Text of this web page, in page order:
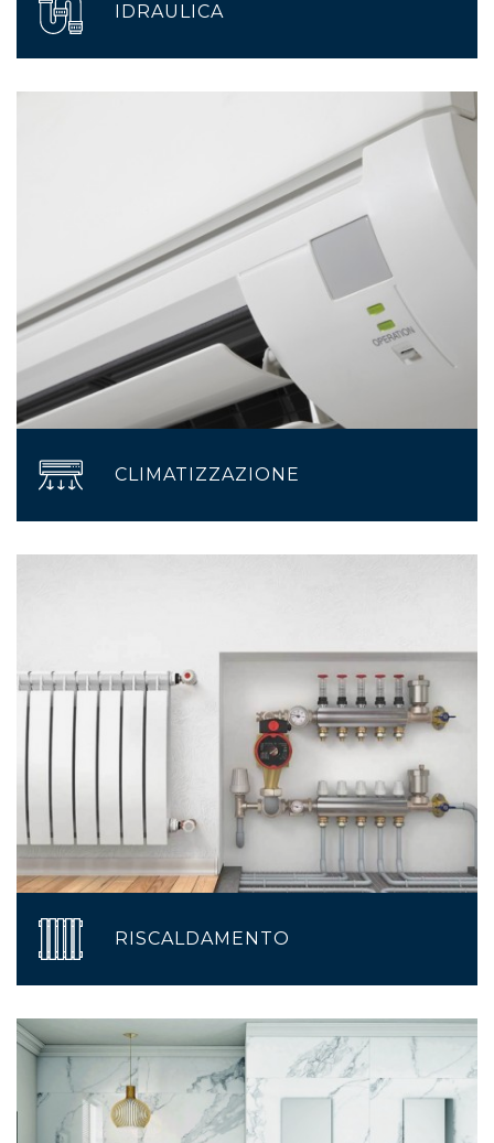
IDRAULICA
CLIMATIZZAZIONE
RISCALDAMENTO